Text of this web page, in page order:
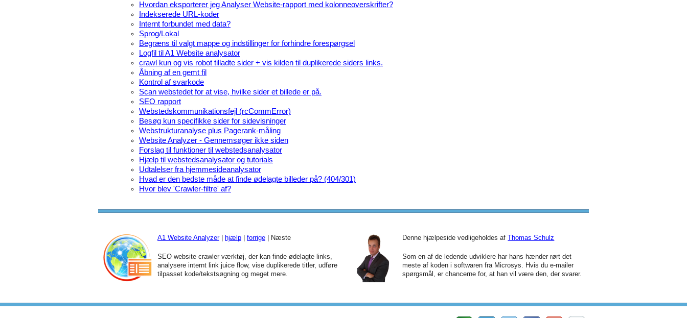
Hvordan eksporterer jeg Analyser Website-rapport med kolonneoverskrifter?
Indekserede URL-koder
Internt forbundet med data?
Sprog/Lokal
Begræns til valgt mappe og indstillinger for forhindre forespørgsel
Logfil til A1 Website analysator
crawl kun og vis robot tilladte sider + vis kilden til duplikerede siders links.
Åbning af en gemt fil
Kontrol af svarkode
Scan webstedet for at vise, hvilke sider et billede er på.
SEO rapport
Webstedskommunikationsfejl (rcCommError)
Besøg kun specifikke sider for sidevisninger
Webstrukturanalyse plus Pagerank-måling
Website Analyzer - Gennemsøger ikke siden
Forslag til funktioner til webstedsanalysator
Hjælp til webstedsanalysator og tutorials
Udtalelser fra hjemmesideanalysator
Hvad er den bedste måde at finde ødelagte billeder på? (404/301)
Hvor blev 'Crawler-filtre' af?
A1 Website Analyzer| hjælp forrige | Næste
SEO website crawler værktøj, der kan finde ødelagte links,
analysere internt link juice flow, vise duplikerede titler, udføre
tilpasset kode/tekstsøgning og meget mere.
Denne hjælpeside vedligeholdes afThomas Schulz
Som en af de ledende udviklere har hans hænder rørt det
meste af koden i softwaren fra Microsys. Hvis du e-mailer
spørgsmål, er chancerne for, at han vil være den, der svarer.